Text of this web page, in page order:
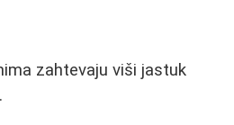
zahtevaju viši jastuk